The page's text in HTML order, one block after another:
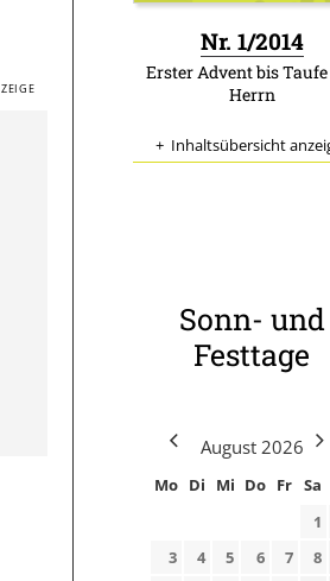
Nr. 1/2014:
Erster Advent bis Taufe
Herrn
Inhaltsübersicht
Sonn- und
Festtage
August 2026
Mo Di Mi Do Fr Sa
1
3
4 5 6 7 8